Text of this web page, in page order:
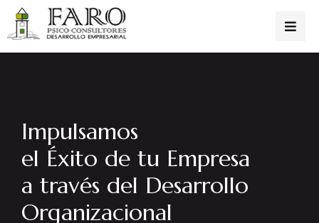
Impulsamos
el Éxito de tu Empresa
a través del Desarrollo
Organizacional